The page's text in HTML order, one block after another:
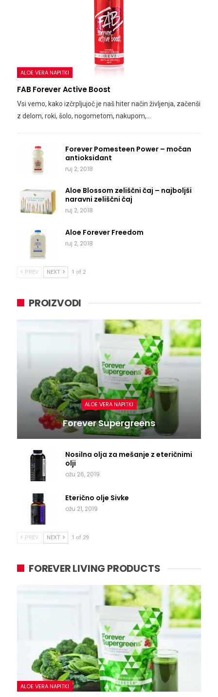
ALOE VERA NAPITKI
FAB Forever Active Boost
Vsi vemo, kako izčrpljujoč je naš hiter način življenja, začenši
z delom, roki, šolo, nogometom, nakupom,…
Forever Pomesteen Power – močan
antioksidant
ruj 2, 2018
Aloe Blossom zeliščni čaj – najboljši
naravni zeliščni čaj
ruj 2, 2018
Aloe Forever Freedom
ruj 2, 2018
PREV NEXT 1 of 2
PROIZVODI
ALOE VERA NAPITKI
Forever Supergreens
Nosilna olja za mešanje z eteričnimi
olji
ožu 26, 2019
Eterično olje Sivke
ožu 21, 2019
PREV NEXT 1 of 29
FOREVER LIVING PRODUCTS
ALOE VERA NAPITKI